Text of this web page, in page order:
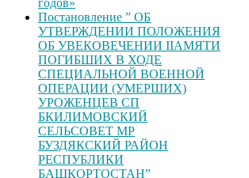
годов»
Постановление ” ОБ
УТВЕРЖДЕНИИ ПОЛОЖЕНИЯ
ОБ УВЕКОВЕЧЕНИИ ІІАМЯТИ
ПОГИБШИХ В ХОДЕ
СПЕЦИАЛЬНОЙ ВОЕННОЙ
ОПЕРАЦИИ (УМЕРШИХ)
УРОЖЕНЦЕВ CП
БКИЛИМОВСКИЙ
СЕЛЬСОВЕТ МР
БУЗДЯКСКИЙ РАЙОН
РЕСПУБЛИКИ
БАШКОРТОСТАН”